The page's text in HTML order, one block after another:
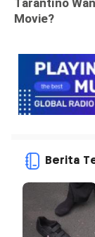
Berita